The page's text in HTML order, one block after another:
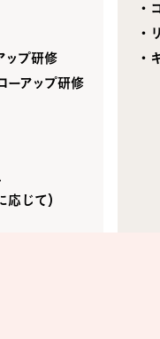
ップ研修
ーアップ研修
じて）
・
・
・